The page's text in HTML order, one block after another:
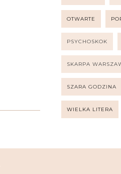
OTWARTE
PSYCHOSKOK
SKARPA
SZARA GODZINA
WIELKA LITERA